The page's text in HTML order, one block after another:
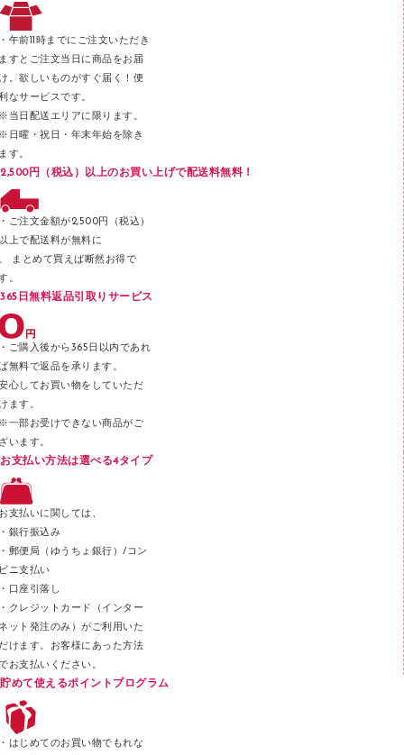
２穴リフィル・２穴インデックス
ラベル類
メンディングテープ
メッシュケース／ペンケース
フロアケース
ブックエンド／ブックスタンド
パンチ
デスクトレー
テープカッター
その他文具
セロハンテープ
スティックのり
クリップ
カッター
午前11時までにご注文いただき
すとご注文当日に商品をお届
。欲しいものがすぐ届く！便
なサービスです。
当日配送エリアに限ります。
日曜・祝日・年末年始を除き
す。
2,500円（税込）以上のお買い上げで配送料無料！
ご注文金額が2,500円（税込）
上で配送料が無料に
まとめて買えば断然お得で
。
365日無料返品引取りサービス
ご購入後から365日以内であれ
無料で返品を承ります。
心してお買い物をしていただ
ます。
一部お受けできない商品がご
います。
お支払い方法は選べる4タイプ
支払いに関しては、
銀行振込み
郵便局（ゆうちょ銀行）/コン
ニ支払い
口座引落し
クレジットカード（インター
ット発注のみ）がご利用いた
けます。お客様にあった方法
お支払いください。
貯めて使えるポイントプログラム
はじめてのお買い物でもれな